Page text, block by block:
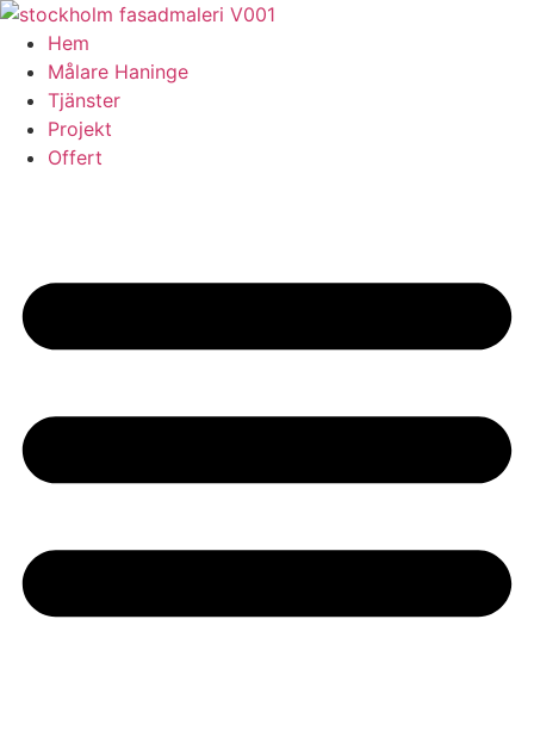
Skip
content
Hem
Målare Haninge
Tjänster
Projekt
Offert